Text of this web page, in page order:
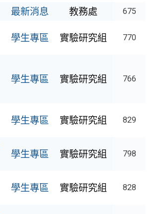
最新消息 教務處 675
學生專區 實驗研究組 770
學生專區 實驗研究組 766
學生專區 實驗研究組 829
學生專區 實驗研究組 798
學生專區 實驗研究組 828